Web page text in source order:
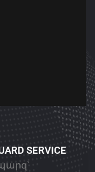
SERVICE